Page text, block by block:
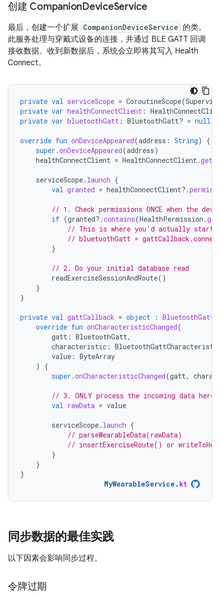
创建 CompanionDeviceService
最后，创建一个扩展 CompanionDeviceService 的类。
此服务处理与穿戴式设备的连接，并通过 BLE GATT 回调
接收数据。收到新数据后，系统会立即将其写入 Health
Connect。
private val serviceScope = CoroutineScope(
private var healthConnectClient :
private var bluetoothGatt : BluetoothGatt? = null
override fun onDeviceAppeared(address : String)
{
super .onDeviceAppeared(address)
healthConnectClient = HealthConnectClient.
serviceScope. launch {
val granted = healthConnectClient?.
// 1. Check permissions ONCE when the
if (granted?.contains(HealthPermission .
// This is where you'd actually start
// bluetoothGatt =
}
// 2. Do your initial database read
readExerciseSessionAndRoute()
}
}
private val gattCallback = object :
override fun onCharacteristicChanged(
gatt : BluetoothGatt,
characteristic :
value : ByteArray
)
{
super .onCharacteristicChanged(gatt,
// 3. ONLY process the incoming data here
val rawData = value
serviceScope. launch {
// parseWearableData(rawData)
// insertExerciseRoute() or
}
}
}
MyWearableService . kt
同步数据的最佳实践
以下因素会影响同步过程。
令牌过期